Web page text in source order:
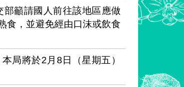
籲請國人前往該地區應做
食，並避免經由口沫或飲食
局將於2月8日（星期五）